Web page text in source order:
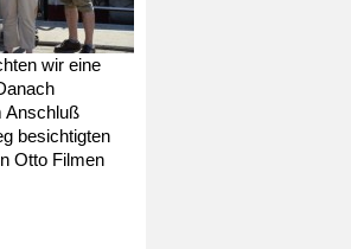
wir eine
Anschluß
besichtigten
Otto Filmen